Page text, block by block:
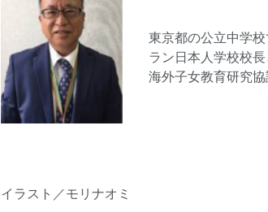
東京都の公立中学
ラン日本人学校校
海外子女教育研究
イラスト／モリナオミ